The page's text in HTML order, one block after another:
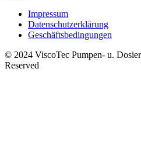
Impressum
Datenschutzerklärung
Geschäftsbedingungen
© 2024 ViscoTec Pumpen- u.
Reserved